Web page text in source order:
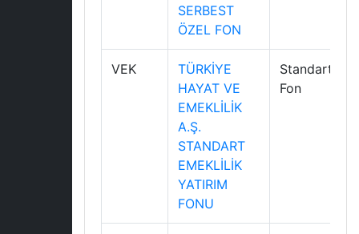
SERBEST
ÖZEL FON
VEK
TÜRKİYE
HAYAT VE
EMEKLİLİK
A.Ş.
STANDART
EMEKLİLİK
YATIRIM
FONU
Standart
Fon